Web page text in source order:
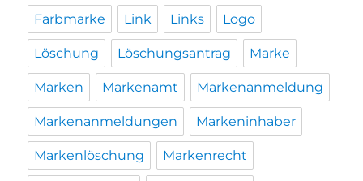
Farbmarke Link Links Logo
Löschung Löschungsantrag Marke
Marken Markenamt Markenanmeldung
Markenanmeldungen Markeninhaber
Markenlöschung Markenrecht